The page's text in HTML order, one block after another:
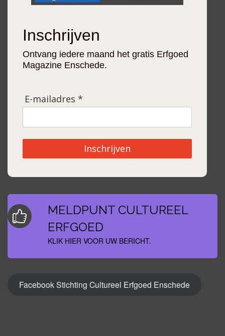
Inschrijven
Ontvang iedere maand het gratis Erfgoed
Magazine Enschede.
E-mailadres *
Inschrijven
MELDPUNT CULTUREEL
ERFGOED
KLIK HIER VOOR UW BERICHT.
Facebook Stichting Cultureel Erfgoed Enschede